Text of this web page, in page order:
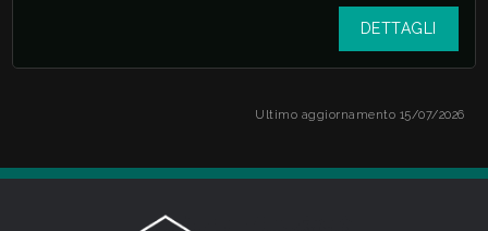
DETTAGLI
Ultimo aggiornamento 15/07/2026